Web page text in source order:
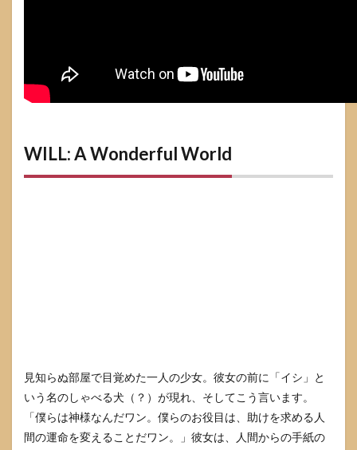
WILL: A Wonderful World
見知らぬ部屋で目覚めた一人の少女。彼女の前に「イシ」と
いう名のしゃべる犬（？）が現れ、そしてこう言います。
「僕らは神様なんだワン。僕らのお役目は、助けを求める人
間の運命を変えることだワン。」彼女は、人間からの手紙の